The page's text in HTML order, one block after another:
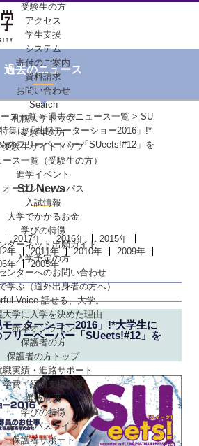
受験生の方
アクセス
学生支援
システム
寄付のご案内
資料請求
お問い合わせ
Search
札幌大学トップ
受験生の方
受験生サイトトップ
ース一覧（受験生の方）
進学イベント
オープンキャンパス
入試情報
大学でかかるお金
学びの特徴
ターネット出願ガイド
入学予定の方
ンターへのお問い合わせ
学ぶ（道外出身者の方へ）
Voice話せる、大学。
大学に入学を決めた理由
赤本オンライン
保護者の方
保護者の方トップ
職実績・進路サポート
学費・経済支援制度
選抜制度
学びの特徴
キャンパスライフ
保護者サポート
過去のニュース
ス一覧>過去のニュース一覧 > SU
集は「札幌モーターショー2016」!*
のフリーペーパー「SUeets!#12」を
SU News
2017年 2016年
2015年
年 2011年 2010年
2009年
年 2005年
ーターショー2016」!*大学生に
リーペーパー「SUeets!#12」を